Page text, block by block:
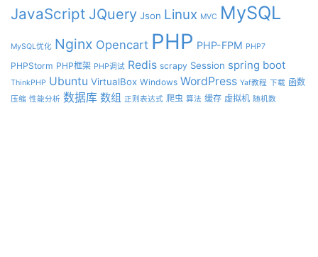
JavaScript JQuery Json Linux MVC MySQL
MySQL优化 Nginx Opencart PHP PHP-FPM PHP7
PHPStorm PHP框架 PHP调试 Redis scrapy Session spring boot
ThinkPHP Ubuntu VirtualBox Windows WordPress Yaf教程 下载 函数
压缩 性能分析 数据库 数组 正则表达式 爬虫 算法 缓存 虚拟机 随机数